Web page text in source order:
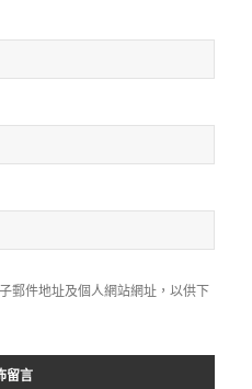
郵件地址及個人網站網址，以供下